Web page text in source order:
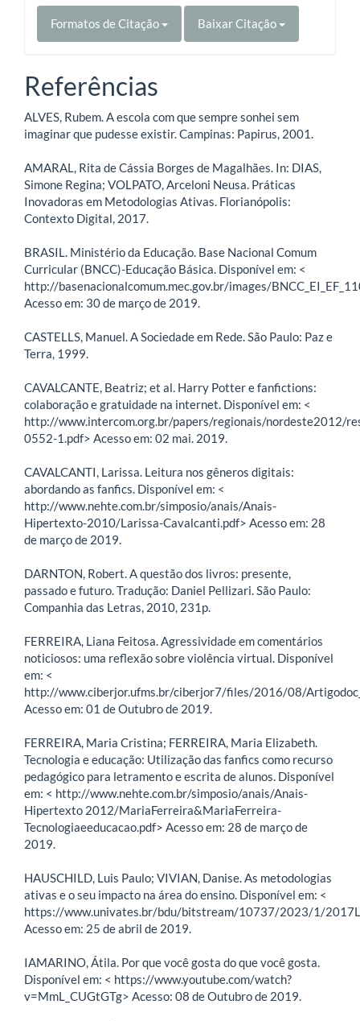
Formatos de Citação Baixar Citação
Referências
ALVES, Rubem. A escola com que sempre sonhei sem
imaginar que pudesse existir. Campinas: Papirus, 2001.
AMARAL, Rita de Cássia Borges de Magalhães. In: DIAS,
Simone Regina; VOLPATO, Arceloni Neusa. Práticas
Inovadoras em Metodologias Ativas. Florianópolis:
Contexto Digital, 2017.
BRASIL. Ministério da Educação. Base Nacional Comum
Curricular (BNCC)-Educação Básica. Disponível em: <
http://basenacionalcomum.mec.gov.br/images/
Acesso em: 30 de março de 2019.
CASTELLS, Manuel. A Sociedade em Rede. São Paulo: Paz e
Terra, 1999.
CAVALCANTE, Beatriz; et al. Harry Potter e fanfictions:
colaboração e gratuidade na internet. Disponível em: <
http://www.intercom.org.br/papers/regionais/nordeste2012/
0552-1.pdf> Acesso em: 02 mai. 2019.
CAVALCANTI, Larissa. Leitura nos gêneros digitais:
abordando as fanfics. Disponível em: <
http://www.nehte.com.br/simposio/anais/Anais-
Hipertexto-2010/Larissa-Cavalcanti.pdf> Acesso em: 28
de março de 2019.
DARNTON, Robert. A questão dos livros: presente,
passado e futuro. Tradução: Daniel Pellizari. São Paulo:
Companhia das Letras, 2010, 231p.
FERREIRA, Liana Feitosa. Agressividade em comentários
noticiosos: uma reflexão sobre violência virtual. Disponível
em: <
http://www.ciberjor.ufms.br/ciberjor7/files/2016/08/
Acesso em: 01 de Outubro de 2019.
FERREIRA, Maria Cristina; FERREIRA, Maria Elizabeth.
Tecnologia e educação: Utilização das fanfics como recurso
pedagógico para letramento e escrita de alunos. Disponível
em: < http://www.nehte.com.br/simposio/anais/Anais-
Hipertexto 2012/MariaFerreira&MariaFerreira-
Tecnologiaeeducacao.pdf> Acesso em: 28 de março de
2019.
HAUSCHILD, Luis Paulo; VIVIAN, Danise. As metodologias
ativas e o seu impacto na área do ensino. Disponível em: <
https://www.univates.br/bdu/bitstream/10737/2023/1/
Acesso em: 25 de abril de 2019.
IAMARINO, Átila. Por que você gosta do que você gosta.
Disponível em: < https://www.youtube.com/watch?
v=MmL_CUGtGTg> Acesso: 08 de Outubro de 2019.